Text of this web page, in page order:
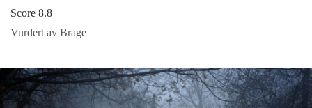
Score 8.8
Vurdert av Brage